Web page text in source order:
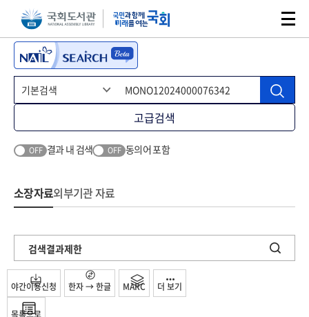
본문 바로가기주메뉴 바로가기
고급검색
OFF 결과 내 검색 OFF 동의어 포함
소장자료외부기관 자료
검색결과제한
목록으로
야간이용신청 한자 → 한글 MARC 더 보기